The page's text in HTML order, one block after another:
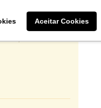
Aceitar Cookies
a avaliar mas nem
se eu tivesse
como vou